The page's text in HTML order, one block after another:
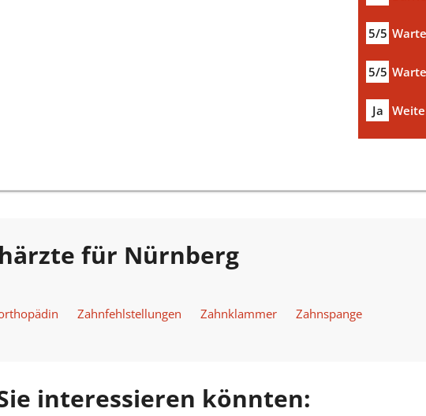
5/5
5/5
Ja
für Nürnberg
Zahnfehlstellungen Zahnklammer Zahnspange
interessieren könnten: